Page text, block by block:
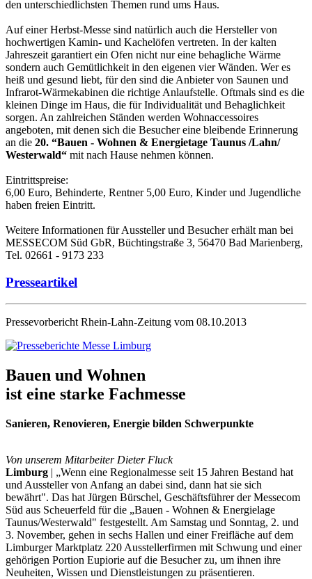
den unterschiedlichsten Themen rund ums Haus.
Auf einer Herbst-Messe sind natürlich auch die Hersteller von
hochwertigen Kamin- und Kachelöfen vertreten. In der kalten
Jahreszeit garantiert ein Ofen nicht nur eine behagliche Wärme
sondern auch Gemütlichkeit in den eigenen vier Wänden. Wer es
heiß und gesund liebt, für den sind die Anbieter von Saunen und
Infrarot-Wärmekabinen die richtige Anlaufstelle. Oftmals sind es die
kleinen Dinge im Haus, die für Individualität und Behaglichkeit
sorgen. An zahlreichen Ständen werden Wohnaccessoires
angeboten, mit denen sich die Besucher eine bleibende Erinnerung
an die 20. “Bauen - Wohnen & Energietage Taunus /Lahn/
Westerwald“ mit nach Hause nehmen können.
Eintrittspreise:
6,00 Euro, Behinderte, Rentner 5,00 Euro, Kinder und Jugendliche
haben freien Eintritt.
Weitere Informationen für Aussteller und Besucher erhält man bei
MESSECOM Süd GbR, Büchtingstraße 3, 56470 Bad Marienberg,
Tel. 02661 - 9173 233
Presseartikel
Pressevorbericht Rhein-Lahn-Zeitung vom 08.10.2013
Bauen und Wohnen
ist eine starke Fachmesse
Sanieren, Renovieren, Energie bilden Schwerpunkte
Von unserem Mitarbeiter Dieter Fluck
Limburg | „Wenn eine Regionalmesse seit 15 Jahren Bestand hat
und Aussteller von Anfang an dabei sind, dann hat sie sich
bewährt". Das hat Jürgen Bürschel, Geschäftsführer der Messecom
Süd aus Scheuerfeld für die „Bauen - Wohnen & Energielage
Taunus/Westerwald" festgestellt. Am Samstag und Sonntag, 2. und
3. November, gehen in sechs Hallen und einer Freifläche auf dem
Limburger Marktplatz 220 Ausstellerfirmen mit Schwung und einer
gehörigen Portion Eupiorie auf die Besucher zu, um ihnen ihre
Neuheiten, Wissen und Dienstleistungen zu präsentieren.